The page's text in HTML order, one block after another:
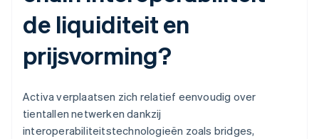
de liquiditeit en
prijsvorming?
Activa verplaatsen zich relatief eenvoudig over
tientallen netwerken dankzij
interoperabiliteitstechnologieën zoals bridges,